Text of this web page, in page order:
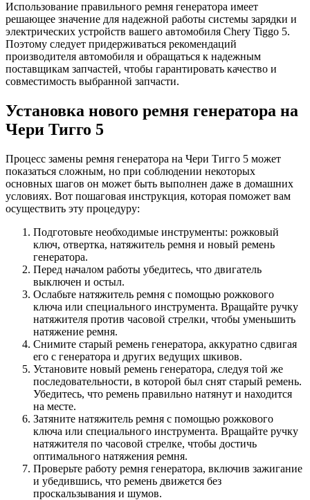
Использование правильного ремня генератора имеет
решающее значение для надежной работы системы зарядки и
электрических устройств вашего автомобиля Chery Tiggo 5.
Поэтому следует придерживаться рекомендаций
производителя автомобиля и обращаться к надежным
поставщикам запчастей, чтобы гарантировать качество и
совместимость выбранной запчасти.
Установка нового ремня генератора на
Чери Тигго 5
Процесс замены ремня генератора на Чери Тигго 5 может
показаться сложным, но при соблюдении некоторых
основных шагов он может быть выполнен даже в домашних
условиях. Вот пошаговая инструкция, которая поможет вам
осуществить эту процедуру:
Подготовьте необходимые инструменты: рожковый
ключ, отвертка, натяжитель ремня и новый ремень
генератора.
Перед началом работы убедитесь, что двигатель
выключен и остыл.
Ослабьте натяжитель ремня с помощью рожкового
ключа или специального инструмента. Вращайте ручку
натяжителя против часовой стрелки, чтобы уменьшить
натяжение ремня.
Снимите старый ремень генератора, аккуратно сдвигая
его с генератора и других ведущих шкивов.
Установите новый ремень генератора, следуя той же
последовательности, в которой был снят старый ремень.
Убедитесь, что ремень правильно натянут и находится
на месте.
Затяните натяжитель ремня с помощью рожкового
ключа или специального инструмента. Вращайте ручку
натяжителя по часовой стрелке, чтобы достичь
оптимального натяжения ремня.
Проверьте работу ремня генератора, включив зажигание
и убедившись, что ремень движется без
проскальзывания и шумов.